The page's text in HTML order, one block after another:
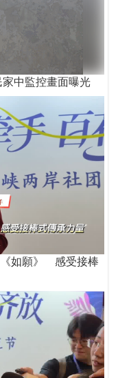
中監控畫面曝光
《如願》 感受接棒